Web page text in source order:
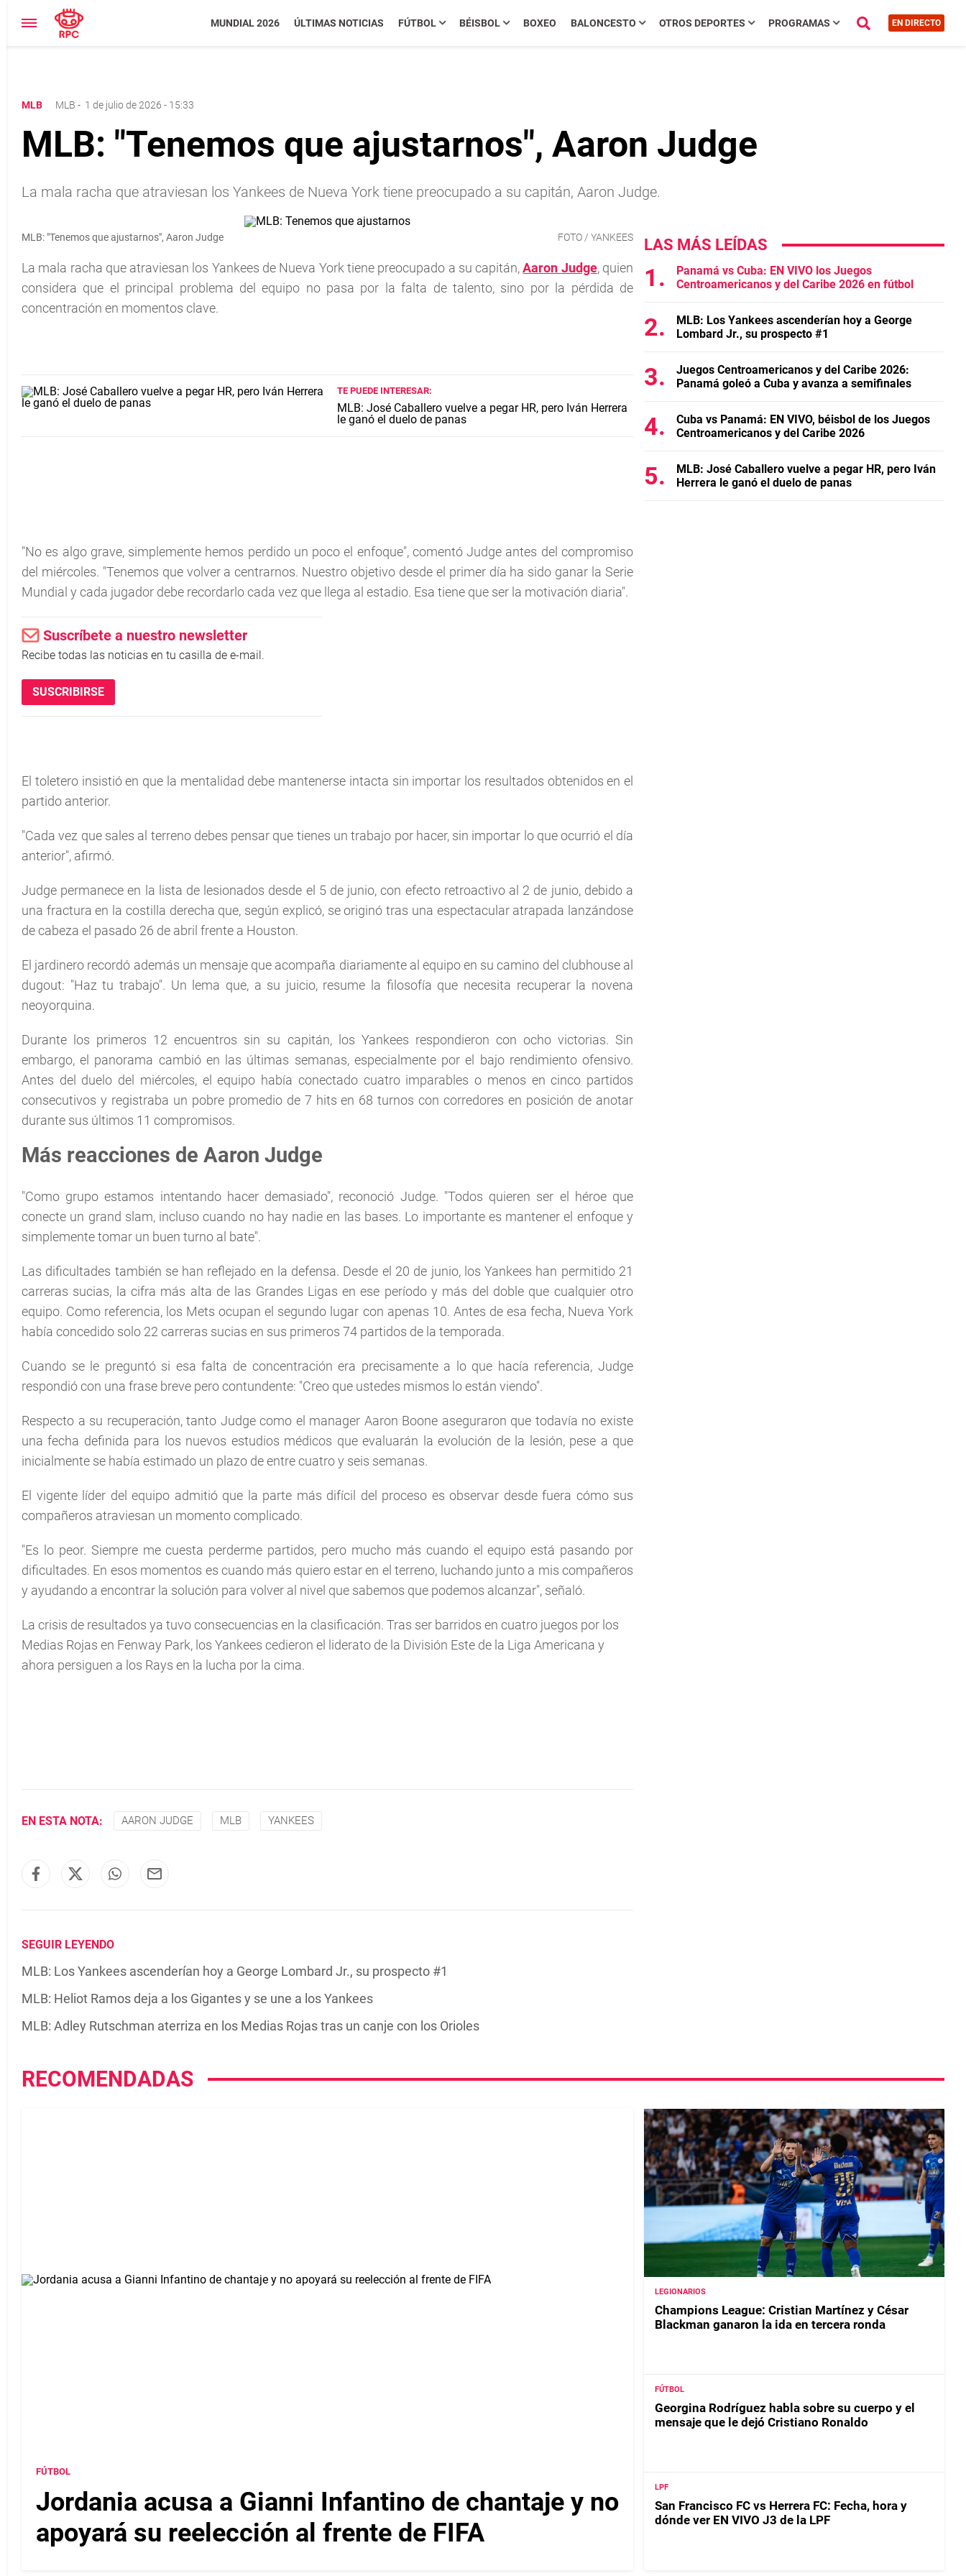
MUNDIAL 2026 ÚLTIMAS NOTICIAS FÚTBOL BÉISBOL BOXEO BALONCESTO OTROS DEPORTES PROGRAMAS EN DIRECTO
MLB MLB - 1 de julio de 2026 - 15:33
MLB: "Tenemos que ajustarnos", Aaron Judge
La mala racha que atraviesan los Yankees de Nueva York tiene preocupado a su capitán, Aaron Judge.
MLB: "Tenemos que ajustarnos", Aaron Judge FOTO / YANKEES
La mala racha que atraviesan los Yankees de Nueva York tiene preocupado a su capitán,Aaron Judge, quien
considera que el principal problema del equipo no pasa por la falta de talento, sino por la pérdida de
concentración en momentos clave.
TE PUEDE INTERESAR:
MLB: José Caballero vuelve a pegar HR, pero Iván Herrera
le ganó el duelo de panas
"No es algo grave, simplemente hemos perdido un poco el enfoque", comentó Judge antes del compromiso
del miércoles. "Tenemos que volver a centrarnos. Nuestro objetivo desde el primer día ha sido ganar la Serie
Mundial y cada jugador debe recordarlo cada vez que llega al estadio. Esa tiene que ser la motivación diaria".
Suscríbete a nuestro newsletter
Recibe todas las noticias en tu casilla de e-mail.
SUSCRIBIRSE
El toletero insistió en que la mentalidad debe mantenerse intacta sin importar los resultados obtenidos en el
partido anterior.
"Cada vez que sales al terreno debes pensar que tienes un trabajo por hacer, sin importar lo que ocurrió el día
anterior", afirmó.
Judge permanece en la lista de lesionados desde el 5 de junio, con efecto retroactivo al 2 de junio, debido a
una fractura en la costilla derecha que, según explicó, se originó tras una espectacular atrapada lanzándose
de cabeza el pasado 26 de abril frente a Houston.
El jardinero recordó además un mensaje que acompaña diariamente al equipo en su camino del clubhouse al
dugout: "Haz tu trabajo". Un lema que, a su juicio, resume la filosofía que necesita recuperar la novena
neoyorquina.
Durante los primeros 12 encuentros sin su capitán, los Yankees respondieron con ocho victorias. Sin
embargo, el panorama cambió en las últimas semanas, especialmente por el bajo rendimiento ofensivo.
Antes del duelo del miércoles, el equipo había conectado cuatro imparables o menos en cinco partidos
consecutivos y registraba un pobre promedio de 7 hits en 68 turnos con corredores en posición de anotar
durante sus últimos 11 compromisos.
Más reacciones de Aaron Judge
"Como grupo estamos intentando hacer demasiado", reconoció Judge. "Todos quieren ser el héroe que
conecte un grand slam, incluso cuando no hay nadie en las bases. Lo importante es mantener el enfoque y
simplemente tomar un buen turno al bate".
Las dificultades también se han reflejado en la defensa. Desde el 20 de junio, los Yankees han permitido 21
carreras sucias, la cifra más alta de las Grandes Ligas en ese período y más del doble que cualquier otro
equipo. Como referencia, los Mets ocupan el segundo lugar con apenas 10. Antes de esa fecha, Nueva York
había concedido solo 22 carreras sucias en sus primeros 74 partidos de la temporada.
Cuando se le preguntó si esa falta de concentración era precisamente a lo que hacía referencia, Judge
respondió con una frase breve pero contundente: "Creo que ustedes mismos lo están viendo".
Respecto a su recuperación, tanto Judge como el manager Aaron Boone aseguraron que todavía no existe
una fecha definida para los nuevos estudios médicos que evaluarán la evolución de la lesión, pese a que
inicialmente se había estimado un plazo de entre cuatro y seis semanas.
El vigente líder del equipo admitió que la parte más difícil del proceso es observar desde fuera cómo sus
compañeros atraviesan un momento complicado.
"Es lo peor. Siempre me cuesta perderme partidos, pero mucho más cuando el equipo está pasando por
dificultades. En esos momentos es cuando más quiero estar en el terreno, luchando junto a mis compañeros
y ayudando a encontrar la solución para volver al nivel que sabemos que podemos alcanzar", señaló.
La crisis de resultados ya tuvo consecuencias en la clasificación. Tras ser barridos en cuatro juegos por los
Medias Rojas en Fenway Park, los Yankees cedieron el liderato de la División Este de la Liga Americana y
ahora persiguen a los Rays en la lucha por la cima.
EN ESTA NOTA: AARON JUDGE MLB YANKEES
SEGUIR LEYENDO
MLB: Los Yankees ascenderían hoy a George Lombard Jr., su prospecto #1
MLB: Heliot Ramos deja a los Gigantes y se une a los Yankees
MLB: Adley Rutschman aterriza en los Medias Rojas tras un canje con los Orioles
LAS MÁS LEÍDAS
Panamá vs Cuba: EN VIVO los Juegos
Centroamericanos y del Caribe 2026 en fútbol
MLB: Los Yankees ascenderían hoy a George
Lombard Jr., su prospecto #1
Juegos Centroamericanos y del Caribe 2026:
Panamá goleó a Cuba y avanza a semifinales
Cuba vs Panamá: EN VIVO, béisbol de los Juegos
Centroamericanos y del Caribe 2026
MLB: José Caballero vuelve a pegar HR, pero Iván
Herrera le ganó el duelo de panas
RECOMENDADAS
FÚTBOL
Jordania acusa a Gianni Infantino de chantaje y no
apoyará su reelección al frente de FIFA
LEGIONARIOS
Champions League: Cristian Martínez y César
Blackman ganaron la ida en tercera ronda
FÚTBOL
Georgina Rodríguez habla sobre su cuerpo y el
mensaje que le dejó Cristiano Ronaldo
LPF
San Francisco FC vs Herrera FC: Fecha, hora y
dónde ver EN VIVO J3 de la LPF